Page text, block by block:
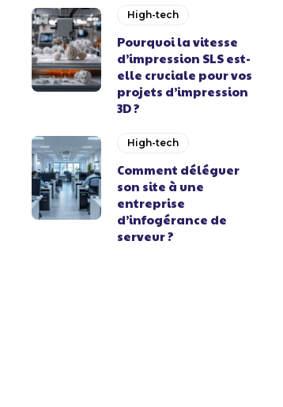
High-tech
Pourquoi la vitesse
d’impression SLS est-
elle cruciale pour vos
projets d’impression
3D ?
High-tech
Comment déléguer
son site à une
entreprise
d’infogérance de
serveur ?